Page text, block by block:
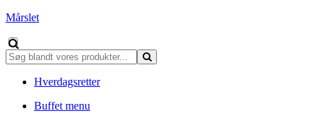
Mårslet
Hverdagsretter
Buffet menu